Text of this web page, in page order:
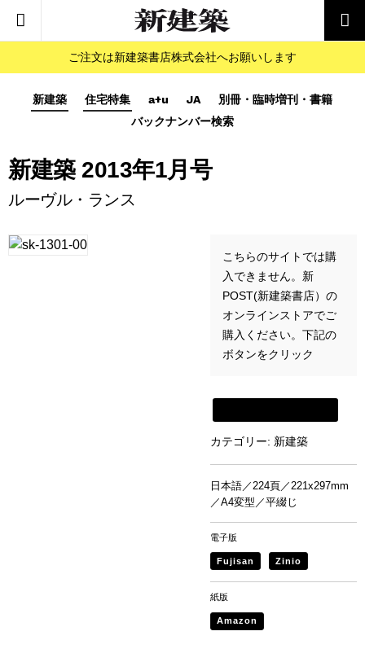
ご注文は新建築書店株式会社へお願いします
新建築 住宅特集 a+u JA
別冊・臨時増刊・書籍
バックナンバー検索
新建築 2013年1月号
ルーヴル・ランス
こちらのサイトでは購
入できません。新
POST(新建築書店）の
オンラインストアでご
購入ください。下記の
ボタンをクリック
カテゴリー: 新建築
日本語／224頁／221x297mm
／A4変型／平綴じ
電子版
Fujisan Zinio
紙版
Amazon